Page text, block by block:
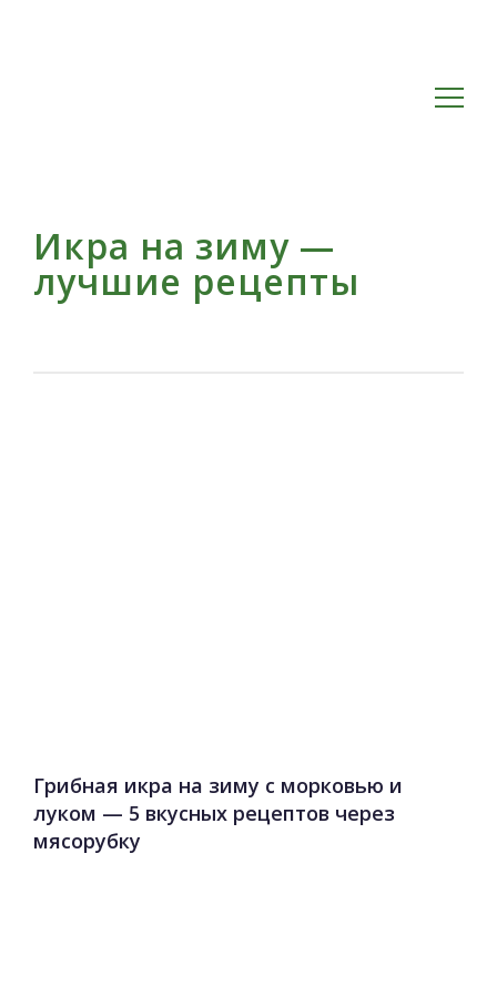
Икра на зиму —
лучшие рецепты
Грибная икра на зиму с морковью и
луком — 5 вкусных рецептов через
мясорубку